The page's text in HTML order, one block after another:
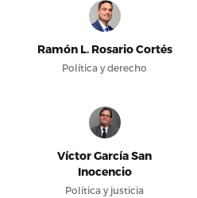
Ramón L. Rosario Cortés
Política y derecho
Víctor García San
Inocencio
Política y justicia